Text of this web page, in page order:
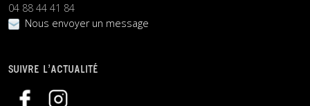
04 88 44 41 84
Nous envoyer un message
SUIVRE L’ACTUALITÉ